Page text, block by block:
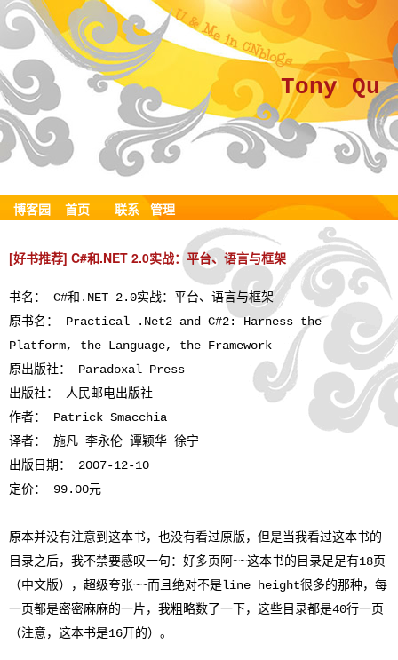
Tony Qu
博客园 首页 联系 管理
[好书推荐] C#和.NET 2.0实战：平台、语言与框架
书名： C#和.NET 2.0实战：平台、语言与框架
原书名： Practical .Net2 and C#2: Harness the
Platform, the Language, the Framework
原出版社： Paradoxal Press
出版社： 人民邮电出版社
作者： Patrick Smacchia
译者： 施凡 李永伦 谭颖华 徐宁
出版日期： 2007-12-10
定价： 99.00元
原本并没有注意到这本书，也没有看过原版，但是当我看过这本书的
目录之后，我不禁要感叹一句：好多页阿~~这本书的目录足足有18页
（中文版），超级夸张~~而且绝对不是line height很多的那种，每
一页都是密密麻麻的一片，我粗略数了一下，这些目录都是40行一页
（注意，这本书是16开的）。